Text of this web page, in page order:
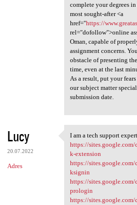
complete your degrees
most sought-after <a
href="https://
rel="dofollow">online
Oman, capable of
assignment concerns.
obstacle of presenting
time, even at the last
As a result, put your
our subject matter
submission date.
Lucy
20.07.2022
Adres
I am a tech support
I am a tech support
https://
k-extension
https://
ksignin
https://
prologin
https://